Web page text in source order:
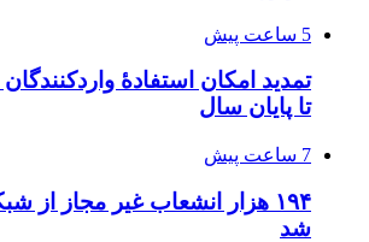
5 ساعت پیش
تمدید امکان استفادۀ
تا پایان سال
7 ساعت پیش
۱۹۴ هزار انشعاب غیر مجاز از
شد